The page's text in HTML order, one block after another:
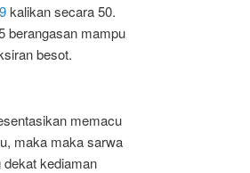
kalikan secara 50.
berangasan mampu
besot.
memacu
maka maka sarwa
kediaman